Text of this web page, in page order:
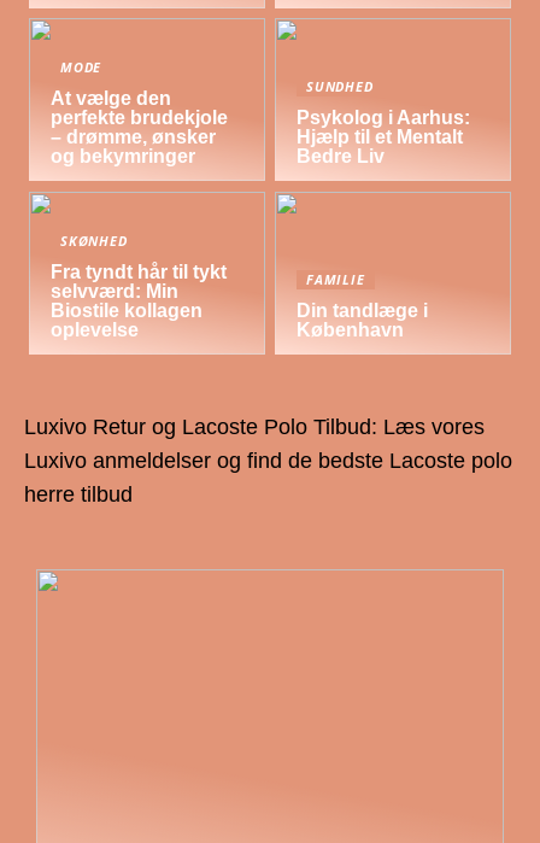
MODE
At vælge den
perfekte brudekjole
– drømme, ønsker
og bekymringer
SUNDHED
Psykolog i Aarhus:
Hjælp til et Mentalt
Bedre Liv
SKØNHED
Fra tyndt hår til tykt
selvværd: Min
Biostile kollagen
oplevelse
FAMILIE
Din tandlæge i
København
Luxivo Retur og Lacoste Polo Tilbud: Læs vores
Luxivo anmeldelser og find de bedste Lacoste polo
herre tilbud